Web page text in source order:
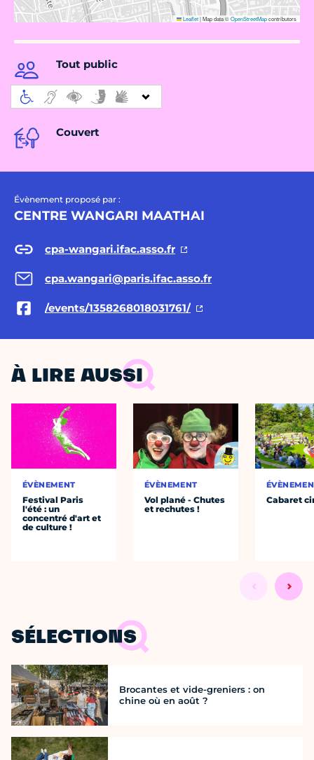
Leaflet|Map data ©OpenStreetMapcontributors
Tout public
Couvert
Évènement proposé par :
CENTRE WANGARI MAATHAI
cpa-wangari.ifac.asso.fr
cpa.wangari@paris.ifac.asso.fr
/events/1358268018031761/
À LIRE AUSSI
ÉVÈNEMENT
Festival Paris
l'été : un
concentré d'art et
de culture !
ÉVÈNEMENT
Vol plané - Chutes
et rechutes !
Cabaret
SÉLECTIONS
Brocantes et vide-greniers : on
chine où en août ?